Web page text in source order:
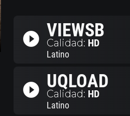
play_circle_filled VIEWSB
Calidad: HD
Latino
play_circle_filled UQLOAD
Calidad: HD
Latino